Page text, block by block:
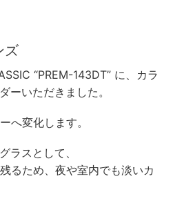
ズ
“PREM-143DT” に、カラ
ーいただきました。
へ変化します。
ラスとして、
るため、夜や室内でも淡いカ